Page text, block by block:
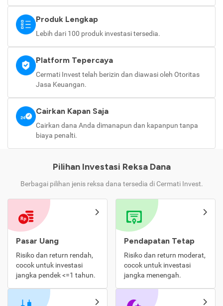
Produk Lengkap
Lebih dari 100 produk investasi tersedia.
Platform Tepercaya
Cermati Invest telah berizin dan diawasi oleh Otoritas
Jasa Keuangan.
Cairkan Kapan Saja
Cairkan dana Anda dimanapun dan kapanpun tanpa
biaya penalti.
Pilihan Investasi Reksa Dana
Berbagai pilihan jenis reksa dana tersedia di Cermati Invest.
Pasar Uang
Risiko dan return rendah,
cocok untuk investasi
jangka pendek <=1 tahun.
Pendapatan Tetap
Risiko dan return moderat,
cocok untuk investasi
jangka menengah.